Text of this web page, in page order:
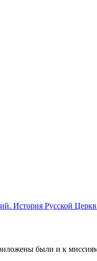
История Русской
были и к